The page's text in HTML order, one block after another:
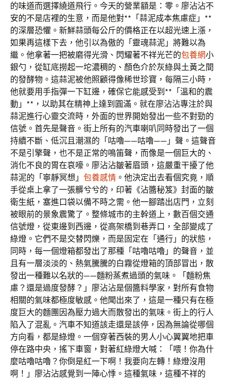
的味道而選擇繞道飛行。今天的營業額是：零。廖沾沾不
安的不是店裡的生意，而是他對**「蒜泥成本焦慮症」**
的深層恐懼。新鮮蒜頭每公斤的價格正在以超光速上漲，
如果再這樣下去，他引以為傲的「靈魂蒜泥」將難以為
繼。他拿著一把被磨得光滑、閃耀著不祥光芒的包養網小
銀勺，從缸底撈起一坨濃稠的、顏色介於灰綠與土黃之間
的發酵物。這蒜泥被他照顧得像稀世珍寶，每隔三小時，
他就要用手指彈一下缸邊，確保它能感受到**「溫和的震
動」**，以助其在精神上達到圓滿。就在廖沾沾專注於與
蒜泥進行心靈交流時，外面的世界開始發出一些不對勁的
信號。首先是聲音。街上所有的汽車喇叭同時發出了一個
持續不斷、低沉且潮濕的「咕嚕——咕嚕——」聲。這聲音
不是引擎聲，也不是正常的鳴笛聲，而像是一個巨大的、
消化不良的胃在哀嚎。廖沾沾皺著眉頭，這嚴重干擾了他
蒜泥的「寧靜冥想」 包養感情 。他決定出去看個究竟，順
手從桌上拿了一張髒兮兮的，印著《沾醬秘笈》封面的皺
衛生紙，塞進口袋以備不時之需。他一腳踏出店門，立刻
被眼前的景象震驚了。整條城市的主幹道上，數百個交通
信號燈，從東邊到西邊，從高架橋到巷弄口，全部變成了
綠燈。它們不是交替閃爍，而是固定在「通行」的狀態，
同時，每一個燈箱都發出了那種「咕嚕咕嚕」的聲音，並
且有一層淡淡的、熱氣騰騰的白霧從燈箱的頂部冒出，散
發出一種難以名狀的——麵粉蒸煮過頭的氣味。「麵粉焦
慮？還是過度發酵？」廖沾沾是個醬料學家，對所有食物
相關的氣味都極度敏感。他聞出來了，這是一種只有在極
度巨大的麵團因為壓力過大而散發出的氣味。街上的行人
陷入了混亂。汽車不知道該走還是該停，因為無論從哪個
方向看，都是綠燈。一個穿著西裝的男人小心翼翼地把車
停在路中央，搖下車窗，對著紅綠燈大喊：「喂！你為什
麼咕嚕咕嚕？你倒是紅一下啊！我要向左轉！綠燈沒用
啊！」廖沾沾感覺到一陣心悸。這種氣味，這種不祥的